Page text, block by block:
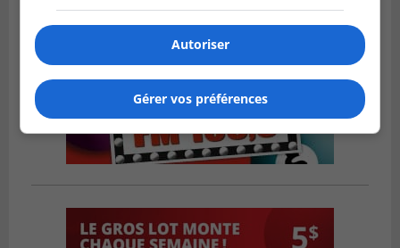
Autoriser
Gérer vos préférences